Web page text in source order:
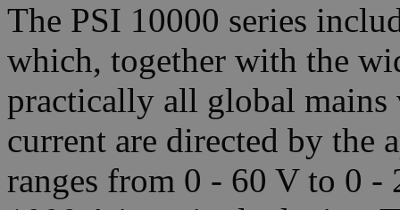
The PSI 10000 series
which, together with the
practically all global mains
current are directed by the
ranges from 0 - 60 V to 0